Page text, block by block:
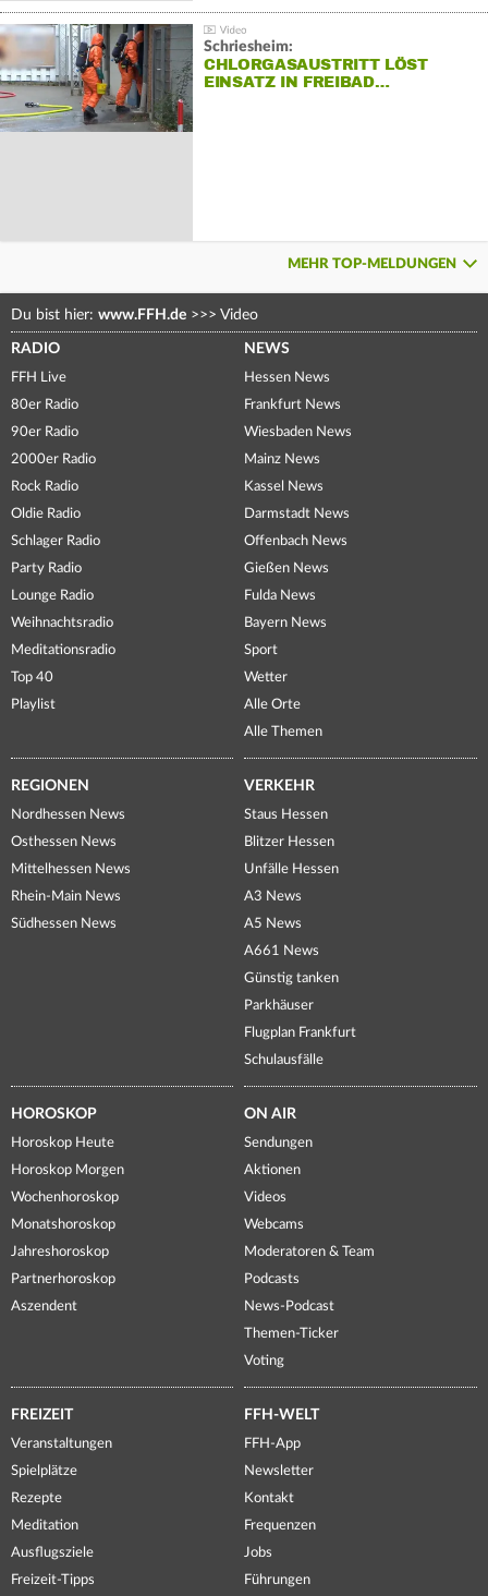
Schriesheim:
CHLORGASAUSTRITT LÖST
EINSATZ IN FREIBAD…
MEHR TOP-MELDUNGEN
Du bist hier: www.FFH.de >>> Video
RADIO
FFH Live
80er Radio
90er Radio
2000er Radio
Rock Radio
Oldie Radio
Schlager Radio
Party Radio
Lounge Radio
Weihnachtsradio
Meditationsradio
Top 40
Playlist
NEWS
Hessen News
Frankfurt News
Wiesbaden News
Mainz News
Kassel News
Darmstadt News
Offenbach News
Gießen News
Fulda News
Bayern News
Sport
Wetter
Alle Orte
Alle Themen
REGIONEN
Nordhessen News
Osthessen News
Mittelhessen News
Rhein-Main News
Südhessen News
VERKEHR
Staus Hessen
Blitzer Hessen
Unfälle Hessen
A3 News
A5 News
A661 News
Günstig tanken
Parkhäuser
Flugplan Frankfurt
Schulausfälle
HOROSKOP
Horoskop Heute
Horoskop Morgen
Wochenhoroskop
Monatshoroskop
Jahreshoroskop
Partnerhoroskop
Aszendent
ON AIR
Sendungen
Aktionen
Videos
Webcams
Moderatoren & Team
Podcasts
News-Podcast
Themen-Ticker
Voting
FREIZEIT
Veranstaltungen
Spielplätze
Rezepte
Meditation
Ausflugsziele
Freizeit-Tipps
FFH-WELT
FFH-App
Newsletter
Kontakt
Frequenzen
Jobs
Führungen